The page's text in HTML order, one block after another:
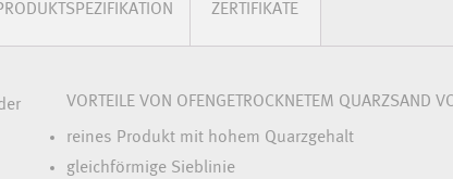
ZERTIFIKATE
VORTEILE VON OFENGETROCKNETEM QUARZSAND
reines Produkt mit hohem Quarzgehalt
gleichförmige Sieblinie